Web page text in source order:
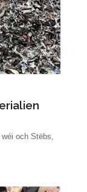
och Stëbs,